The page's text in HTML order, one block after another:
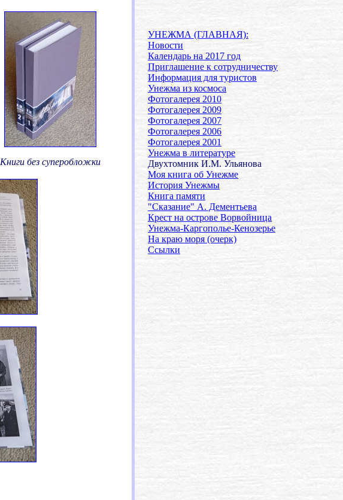
Книги без суперобложки
УНЕЖМА (ГЛАВНАЯ):
Новости
Календарь на 2017 год
Приглашение к сотрудничеству
Информация для туристов
Унежма из космоса
Фотогалерея 2010
Фотогалерея 2009
Фотогалерея 2007
Фотогалерея 2006
Фотогалерея 2001
Унежма в литературе
Двухтомник И.М. Ульянова
Моя книга об Унежме
История Унежмы
Книга памяти
"Сказание" А. Дементьева
Крест на острове Ворвойница
Унежма-Каргополье-Кенозерье
На краю моря (очерк)
Ссылки